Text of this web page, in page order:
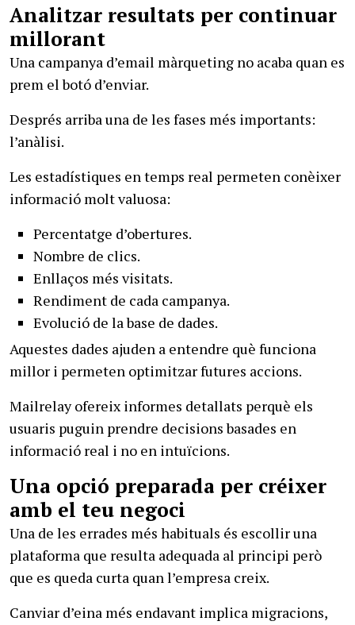
Analitzar resultats per continuar
millorant
Una campanya d’email màrqueting no acaba quan es
prem el botó d’enviar.
Després arriba una de les fases més importants:
l’anàlisi.
Les estadístiques en temps real permeten conèixer
informació molt valuosa:
Percentatge d’obertures.
Nombre de clics.
Enllaços més visitats.
Rendiment de cada campanya.
Evolució de la base de dades.
Aquestes dades ajuden a entendre què funciona
millor i permeten optimitzar futures accions.
Mailrelay ofereix informes detallats perquè els
usuaris puguin prendre decisions basades en
informació real i no en intuïcions.
Una opció preparada per créixer
amb el teu negoci
Una de les errades més habituals és escollir una
plataforma que resulta adequada al principi però
que es queda curta quan l’empresa creix.
Canviar d’eina més endavant implica migracions,